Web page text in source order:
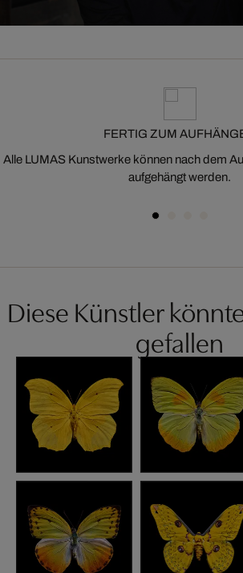
FERTIG ZUM
Alle LUMAS Kunstwerke können nach dem
aufgehängt werden.
Diese Künstler
gefallen